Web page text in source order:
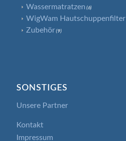
Wassermatratzen (6)
WigWam Hautschuppenfilter
Zubehör (9)
SONSTIGES
Unsere Partner
Kontakt
Impressum